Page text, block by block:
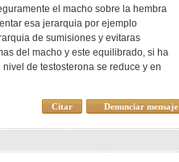
el macho sobre la hembra
esa jerarquia por ejemplo
de sumisiones y evitaras
del macho y este equilibrado, si ha
de testosterona se reduce y en
Denunciar mensaje
Citar